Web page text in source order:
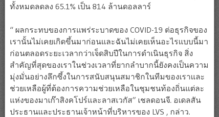
ทั้งหมดลดลง 65.1% เป็น 814 ล้านดอลลาร์
“ ผลกระทบของการแพร่ระบาดของ COVID-19 ต่อธุรกิจของ
เรานั้นไม่เคยเกิดขึ้นมาก่อนและฉันไม่เคยเห็นอะไรแบบนี้มา
ก่อนตลอดระยะเวลากว่าเจ็ดสิบปีในการดำเนินธุรกิจ สิ่ง
สำคัญที่สุดของเราในช่วงเวลาที่ยากลำบากนี้ยังคงเป็นความ
มุ่งมั่นอย่างลึกซึ้งในการสนับสนุนสมาชิกในทีมของเราและ
ช่วยเหลือผู้ที่ต้องการความช่วยเหลือในชุมชนท้องถิ่นแต่ละ
แห่งของมาเก๊าสิงคโปร์และลาสเวกัส” เชลดอนจี. อเดลสัน
ประธานและประธานเจ้าหน้าที่บริหารของ LVS , กล่าว.